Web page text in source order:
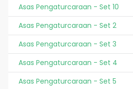
Asas Pengaturcaraan - Set 10
Asas Pengaturcaraan - Set 2
Asas Pengaturcaraan - Set 3
Asas Pengaturcaraan - Set 4
Asas Pengaturcaraan - Set 5